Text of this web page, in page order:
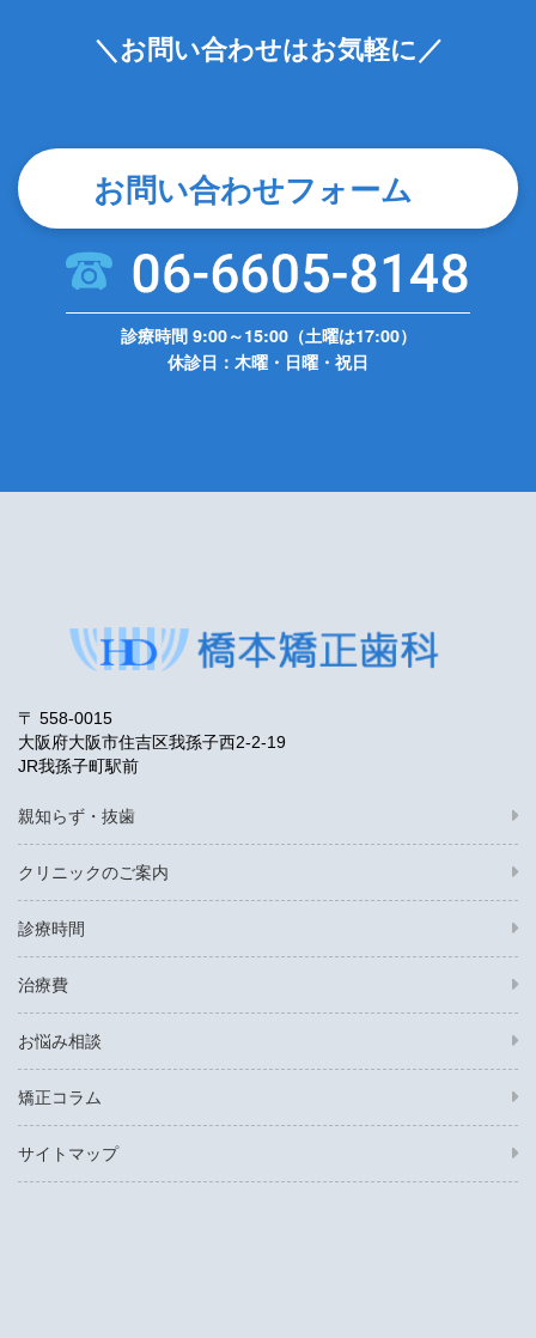
＼お問い合わせはお気軽に／
お問い合わせフォーム
診療時間 9:00～15:00（土曜は17:00）
休診日：木曜・日曜・祝日
〒 558-0015
大阪府大阪市住吉区我孫子西2-2-19
JR我孫子町駅前
親知らず・抜歯
クリニックのご案内
診療時間
治療費
お悩み相談
矯正コラム
サイトマップ